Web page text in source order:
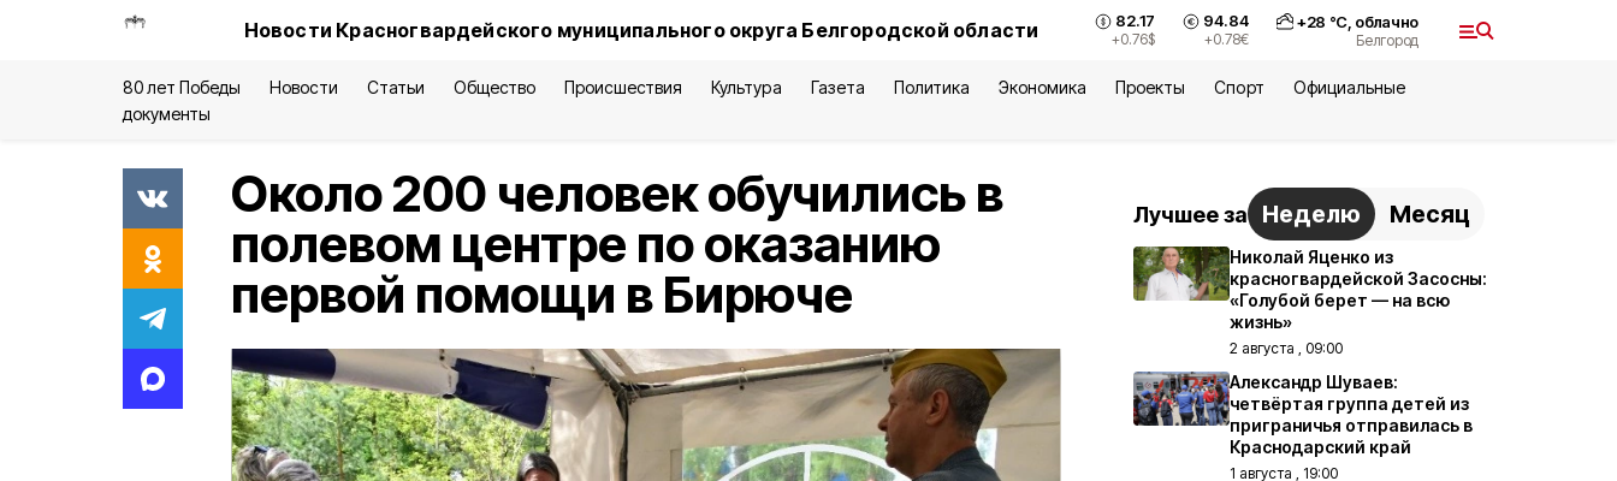
Новости Красногвардейского муниципального округа Белгородской области 82.17
+0.76$
94.84
+0.78€
+28 °С, облачно
Белгород
80 лет Победы Новости Статьи Общество Происшествия Культура Газета Политика Экономика Проекты Спорт
Официальные
документы
Около 200 человек обучились в
полевом центре по оказанию
первой помощи в Бирюче
Лучшее за Неделю Месяц
Николай Яценко из
красногвардейской Засосны:
«Голубой берет — на всю
жизнь»
2 августа , 09:00
Александр Шуваев:
четвёртая группа детей из
приграничья отправилась в
Краснодарский край
1 августа , 19:00